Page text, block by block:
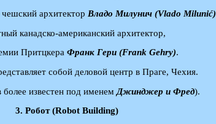
архитектор Владо Милунич (Vlado Milunić)
канадско-американский архитектор,
Притцкера Франк Гери (Frank Gehry).
собой деловой центр в Праге, Чехия.
известен под именем Джинджер и Фред).
3. Робот (Robot Building)